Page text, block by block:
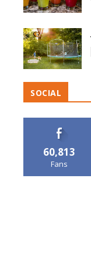
SOCIAL
60,813
Fans